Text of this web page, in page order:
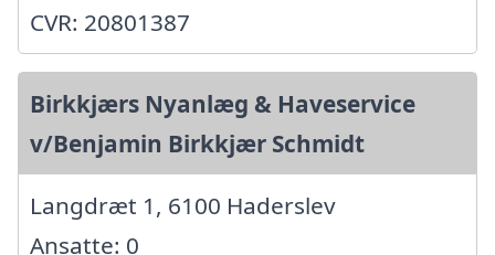
CVR: 20801387
Birkkjærs Nyanlæg & Haveservice
v/Benjamin Birkkjær Schmidt
Langdræt 1, 6100 Haderslev
Ansatte: 0